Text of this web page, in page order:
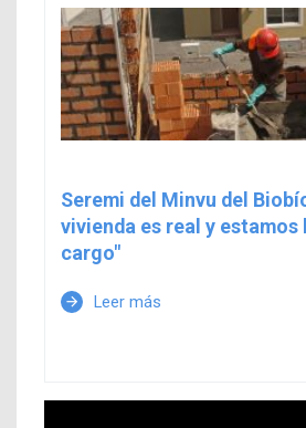
Seremi del Minvu del
vivienda es real y estamos
cargo"
arrow_forward Leer más